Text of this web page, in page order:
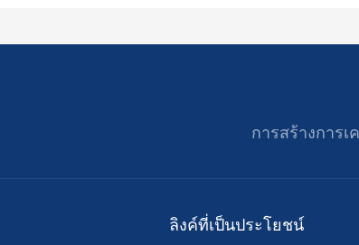
การสร้างการ
ลิงค์ที่เป็นประโยชน์